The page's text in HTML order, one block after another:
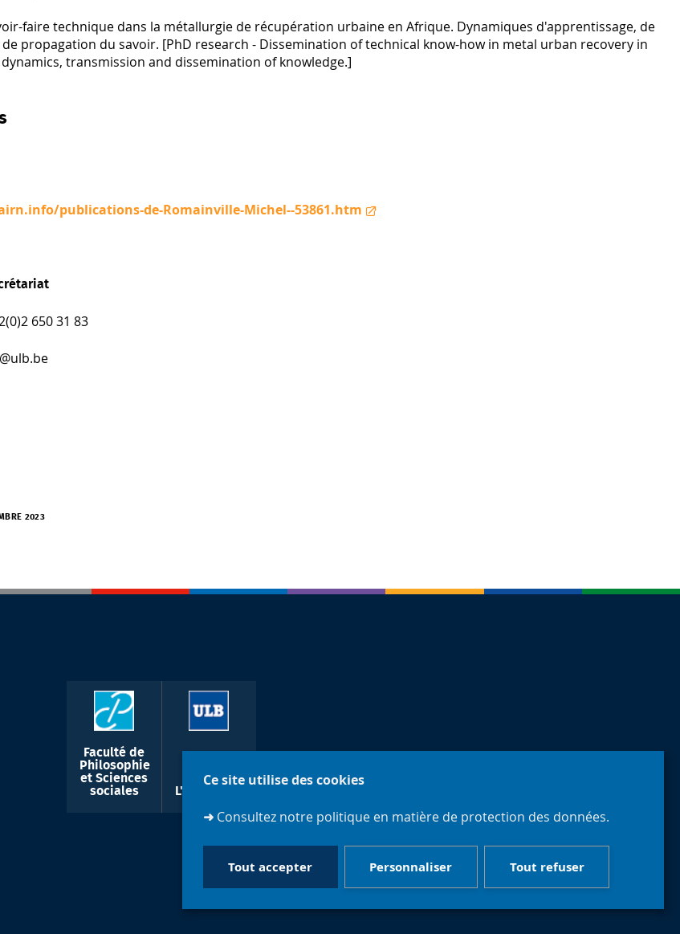
Ce site utilise des cookies
➜ Consultez notre politique en matière de protection des données.
Tout accepter Tout refuser
Personnaliser
faire technique dans la métallurgie de récupération urbaine en Afrique. Dynamiques d'apprentissage, de
propagation du savoir. [PhD research - Dissemination of technical know-how in metal urban recovery in
transmission and dissemination of knowledge.]
publications-de-Romainville-Michel--53861.htm
650 31 83
2023
Faculté de
Philosophie
et Sciences
sociales
L'université